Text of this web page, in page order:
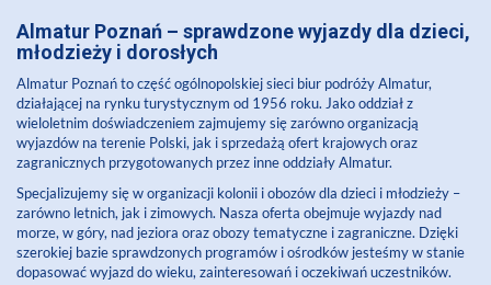
Almatur Poznań – sprawdzone wyjazdy dla dzieci,
młodzieży i dorosłych
Almatur Poznańto część ogólnopolskiej sieci biur podróży Almatur,
działającej na rynku turystycznym od 1956 roku. Jako oddział z
wieloletnim doświadczeniem zajmujemy się zarówno organizacją
wyjazdów na terenie Polski, jak i sprzedażą ofert krajowych oraz
zagranicznych przygotowanych przez inne oddziały Almatur.
Specjalizujemy się w organizacji kolonii i obozów dla dzieci i młodzieży –
zarówno letnich, jak i zimowych. Nasza oferta obejmuje wyjazdy nad
morze, w góry, nad jeziora oraz obozy tematyczne i zagraniczne. Dzięki
szerokiej bazie sprawdzonych programów i ośrodków jesteśmy w stanie
dopasować wyjazd do wieku, zainteresowań i oczekiwań uczestników.